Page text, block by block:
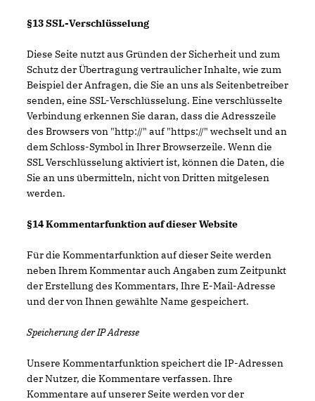
§13 SSL-Verschlüsselung
Diese Seite nutzt aus Gründen der Sicherheit und zum
Schutz der Übertragung vertraulicher Inhalte, wie zum
Beispiel der Anfragen, die Sie an uns als Seitenbetreiber
senden, eine SSL-Verschlüsselung. Eine verschlüsselte
Verbindung erkennen Sie daran, dass die Adresszeile
des Browsers von "http://" auf "https://" wechselt und an
dem Schloss-Symbol in Ihrer Browserzeile. Wenn die
SSL Verschlüsselung aktiviert ist, können die Daten, die
Sie an uns übermitteln, nicht von Dritten mitgelesen
werden.
§14 Kommentarfunktion auf dieser Website
Für die Kommentarfunktion auf dieser Seite werden
neben Ihrem Kommentar auch Angaben zum Zeitpunkt
der Erstellung des Kommentars, Ihre E-Mail-Adresse
und der von Ihnen gewählte Name gespeichert.
Speicherung der IP Adresse
Unsere Kommentarfunktion speichert die IP-Adressen
der Nutzer, die Kommentare verfassen. Ihre
Kommentare auf unserer Seite werden vor der